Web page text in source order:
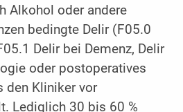
Alkohol oder andere
bedingte Delir (F05.0
Delir bei Demenz, Delir
oder postoperatives
den Kliniker vor
Lediglich 30 bis 60 %